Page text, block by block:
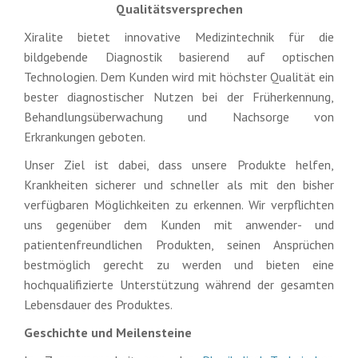
Qualitätsversprechen
Xiralite bietet innovative Medizintechnik für die
bildgebende Diagnostik basierend auf optischen
Technologien. Dem Kunden wird mit höchster Qualität ein
bester diagnostischer Nutzen bei der Früherkennung,
Behandlungsüberwachung und Nachsorge von
Erkrankungen geboten.
Unser Ziel ist dabei, dass unsere Produkte helfen,
Krankheiten sicherer und schneller als mit den bisher
verfügbaren Möglichkeiten zu erkennen. Wir verpflichten
uns gegenüber dem Kunden mit anwender- und
patientenfreundlichen Produkten, seinen Ansprüchen
bestmöglich gerecht zu werden und bieten eine
hochqualifizierte Unterstützung während der gesamten
Lebensdauer des Produktes.
Geschichte und Meilensteine